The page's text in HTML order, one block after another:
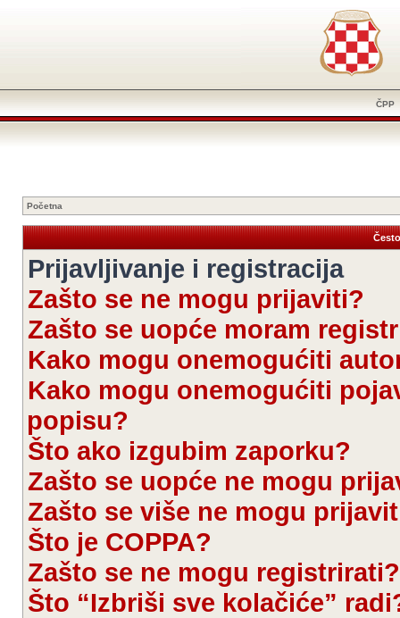
ČPP
Početna
Prijavljivanje i registracija
Zašto se ne mogu prijaviti?
Zašto se uopće moram
Kako mogu onemogućiti
Kako mogu onemogućiti
popisu?
Što ako izgubim zaporku?
Zašto se uopće ne mogu
Zašto se više ne mogu
Što je COPPA?
Zašto se ne mogu registrirati?
Što “Izbriši sve kolačiće”